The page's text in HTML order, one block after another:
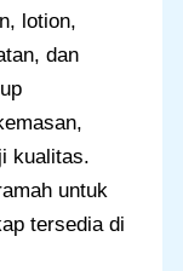
lotion,
dan
kualitas.
untuk
tersedia di